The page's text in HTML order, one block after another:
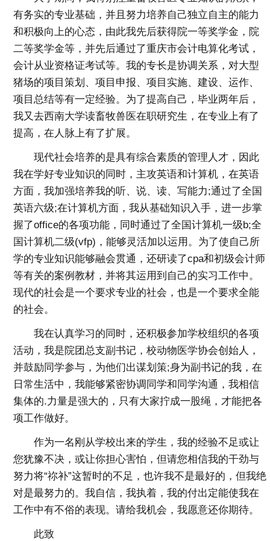
有务实的专业基础，并且努力培养自己独立自主的能力
和积极向上的心态，由此我先后获得院一等奖学金，院
二等奖学金等，并先后通过了重庆市会计电算化考试，
会计从业资格证考试等。我的专长是协调关系，对大型
猪场的项目策划、项目申报、项目实施、建设、运作、
项目总结等有一定经验。为了提高自己，毕业两年后，
我又去西南大学读畜牧兽医在职研究生，在专业上有了
提高，在人脉上有了扩展。
现代社会培养的是具有综合素质的管理人才，因此
我在学好专业知识的同时，主攻英语和计算机，在英语
方面，我加强培养我的听、说、读、写能力;通过了全国
英语六级;在计算机方面，我从基础知识入手，进一步掌
握了office的各项功能，同时通过了全国计算机一级b;全
国计算机二级(vfp)，能够灵活加以运用。为了使自己所
学的专业知识能够融会贯通，还研读了cpa和初级会计师
等有关的案例教材，并将其运用到自己的实习工作中。
现代的社会是一个要求专业的社会，也是一个要求全能
的社会。
我在认真学习的同时，还积极参加学校组织的各项
活动，我是院团总支副书记，校动物医学协会创始人，
并鼓励同学参与，为他们出谋划策;身为副书记的我，在
日常生活中，我能够紧密协调同学和同学沟通，我相信
集体的.力量是强大的，只有大家拧成一股绳，才能把各
项工作做好。
作为一名刚从学校出来的学生，我的经验不足或让
您犹豫不决，或让你担心害怕，但请您相信我的干劲与
努力将“祢补”这暂时的不足，也许我不是最好的，但我绝
对是最努力的。我自信，我执着，我的付出定能使我在
工作中有不俗的表现。请给我机会，我愿意还你期待。
此致